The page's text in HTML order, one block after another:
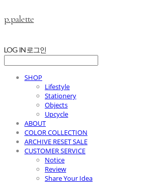
p.palette
LOG IN 로그인
SHOP
Lifestyle
Stationery
Objects
Upcycle
ABOUT
COLOR COLLECTION
ARCHIVE RESET SALE
CUSTOMER SERVICE
Notice
Review
Share Your Idea